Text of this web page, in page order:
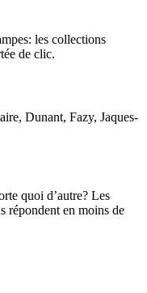
les collections
de clic.
Dunant, Fazy, Jaques-
quoi d’autre? Les
répondent en moins de